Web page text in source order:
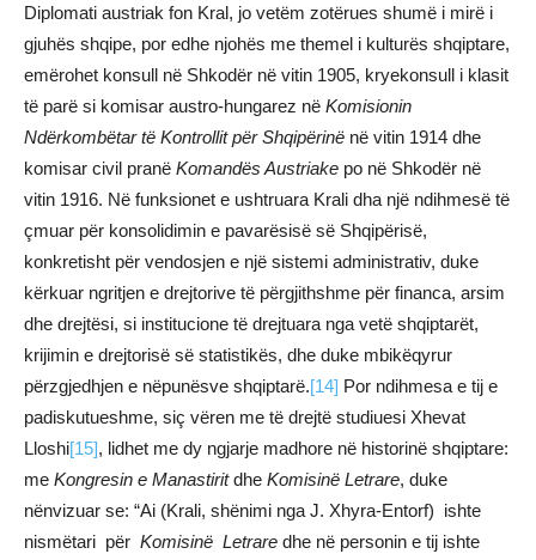
Diplomati austriak fon Kral, jo vetëm zotërues shumë i mirë i
gjuhës shqipe, por edhe njohës me themel i kulturës shqiptare,
emërohet konsull në Shkodër në vitin 1905, kryekonsull i klasit
të parë si komisar austro-hungarez në Komisionin
Ndërkombëtar të Kontrollit për Shqipërinë në vitin 1914 dhe
komisar civil pranë Komandës Austriake po në Shkodër në
vitin 1916. Në funksionet e ushtruara Krali dha një ndihmesë të
çmuar për konsolidimin e pavarësisë së Shqipërisë,
konkretisht për vendosjen e një sistemi administrativ, duke
kërkuar ngritjen e drejtorive të përgjithshme për financa, arsim
dhe drejtësi, si institucione të drejtuara nga vetë shqiptarët,
krijimin e drejtorisë së statistikës, dhe duke mbikëqyrur
përzgjedhjen e nëpunësve shqiptarë.[14] Por ndihmesa e tij e
padiskutueshme, siç vëren me të drejtë studiuesi Xhevat
Lloshi[15], lidhet me dy ngjarje madhore në historinë shqiptare:
me Kongresin e Manastiritdhe Komisinë Letrare, duke
nënvizuar se: “Ai (Krali, shënimi nga J. Xhyra-Entorf) ishte
nismëtari për Komisinë Letrare dhe në personin e tij ishte